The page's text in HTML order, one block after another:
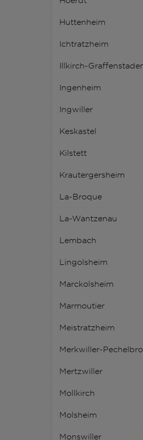
Huttenheim
Ichtratzheim
Illkirch-
Ingenheim
Ingwiller
Keskastel
Kilstett
Krautergersheim
La-Broque
La-Wantzenau
Lembach
Lingolsheim
Marckolsheim
Marmoutier
Meistratzheim
Merkwiller-
Mertzwiller
Mollkirch
Molsheim
Monswiller